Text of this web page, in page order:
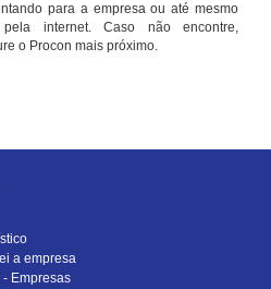
para a empresa ou até mesmo
internet. Caso não encontre,
o Procon mais próximo.
a empresa
Empresas